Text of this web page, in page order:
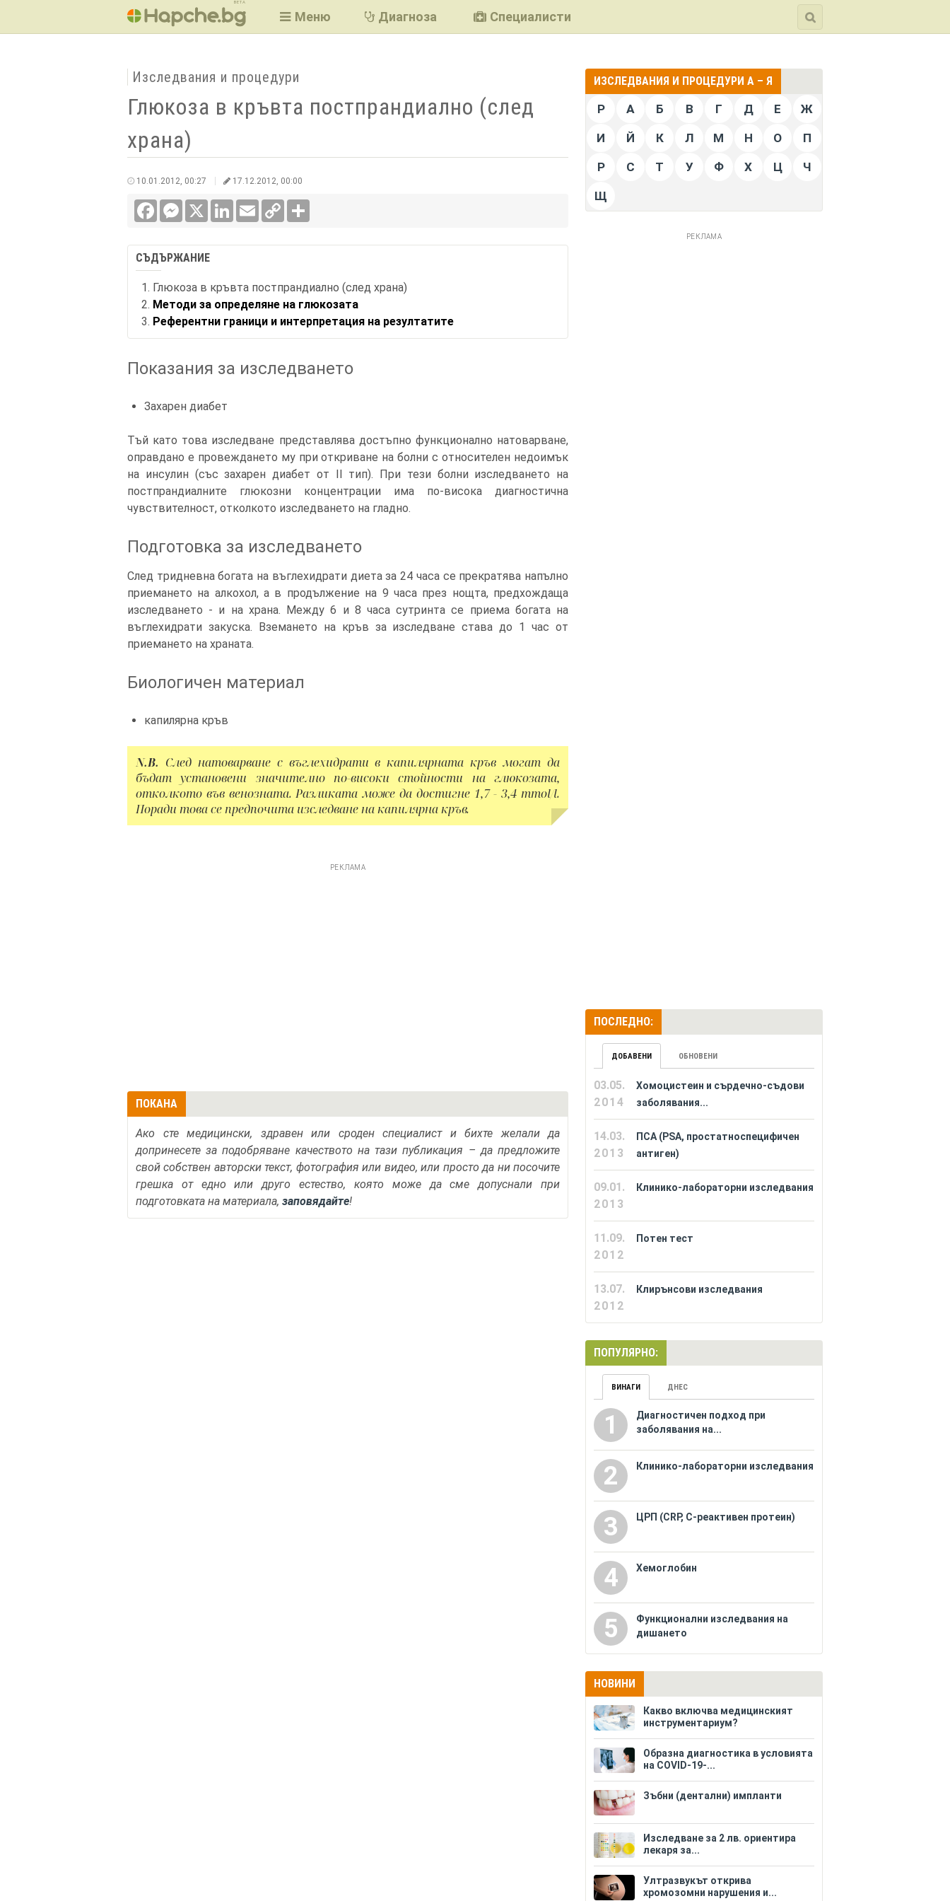
BETA
Меню Диагноза Специалисти
Изследвания и процедури
Глюкоза в кръвта постпрандиално (след
храна)
10.01.2012, 00:27 17.12.2012, 00:00
FacebookMessenger LinkedInEmail
Copy
Link
СЪДЪРЖАНИЕ
Глюкоза в кръвта постпрандиално (след храна)
Методи за определяне на глюкозата
Референтни граници и интерпретация на резултатите
Показания за изследването
Захарен диабет
Тъй като това изследване представлява достъпно функционално натоварване,
оправдано е провеждането му при откриване на болни с относителен недоимък
на инсулин (със захарен диабет от II тип). При тези болни изследването на
постпрандиалните глюкозни концентрации има по-висока диагностична
чувствителност, отколкото изследването на гладно.
Подготовка за изследването
След тридневна богата на въглехидрати диета за 24 часа се прекратява напълно
приемането на алкохол, а в продължение на 9 часа през нощта, предхождаща
изследването - и на храна. Между 6 и 8 часа сутринта се приема богата на
въглехидрати закуска. Вземането на кръв за изследване става до 1 час от
приемането на храната.
Биологичен материал
капилярна кръв
N.B. След натоварване с въглехидрати в капилярната кръв могат да
бъдат установени значително по-високи стойности на глюкозата,
отколкото във венозната. Разликата може да достигне 1,7 - 3,4 mmol/l.
Поради това се предпочита изследване на капилярна кръв.
РЕКЛАМА
ПОКАНА
Ако сте медицински, здравен или сроден специалист и бихте желали да
допринесете за подобряване качеството на тази публикация – да предложите
свой собствен авторски текст, фотография или видео, или просто да ни посочите
грешка от едно или друго естество, която може да сме допуснали при
подготовката на материала, заповядайте!
ИЗСЛЕДВАНИЯ И ПРОЦЕДУРИ А – Я
P А Б В Г Д Е Ж
И Й К Л М Н О П
Р С Т У Ф Х Ц Ч
Щ
РЕКЛАМА
ПОСЛЕДНО:
ДОБАВЕНИ ОБНОВЕНИ
03.05.
2014
Хомоцистеин и сърдечно-съдови
заболявания...
14.03.
2013
ПСА (PSA, простатноспецифичен
антиген)
09.01.
2013
Клинико-лабораторни изследвания
11.09.
2012
Потен тест
13.07.
2012
Клирънсови изследвания
ПОПУЛЯРНО:
ВИНАГИ ДНЕС
1
Диагностичен подход при
заболявания на...
2 Клинико-лабораторни изследвания
3 ЦРП (CRP, С-реактивен протеин)
4 Хемоглобин
5
Функционални изследвания на
дишането
НОВИНИ
Какво включва медицинският
инструментариум?
Образна диагностика в условията
на COVID-19-...
Зъбни (дентални) импланти
Изследване за 2 лв. ориентира
лекаря за...
Ултразвукът открива
хромозомни нарушения и...